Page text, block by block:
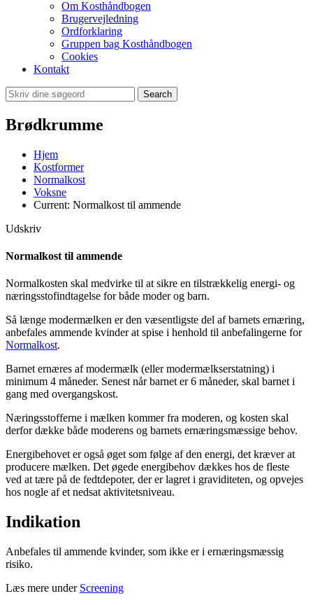
Om Kosthåndbogen
Brugervejledning
Ordforklaring
Gruppen bag Kosthåndbogen
Cookies
Kontakt
Search
Brødkrumme
Hjem
Kostformer
Normalkost
Voksne
Current: Normalkost til ammende
Udskriv
Normalkost til ammende
Normalkosten skal medvirke til at sikre en tilstrækkelig energi- og
næringsstofindtagelse for både moder og barn.
Så længe modermælken er den væsentligste del af barnets ernæring,
anbefales ammende kvinder at spise i henhold til anbefalingerne for
Normalkost.
Barnet ernæres af modermælk (eller modermælkserstatning) i
minimum 4 måneder. Senest når barnet er 6 måneder, skal barnet i
gang med overgangskost.
Næringsstofferne i mælken kommer fra moderen, og kosten skal
derfor dække både moderens og barnets ernæringsmæssige behov.
Energibehovet er også øget som følge af den energi, det kræver at
producere mælken. Det øgede energibehov dækkes hos de fleste
ved at tære på de fedtdepoter, der er lagret i graviditeten, og opvejes
hos nogle af et nedsat aktivitetsniveau.
Indikation
Anbefales til ammende kvinder, som ikke er i ernæringsmæssig
risiko.
Læs mere under Screening